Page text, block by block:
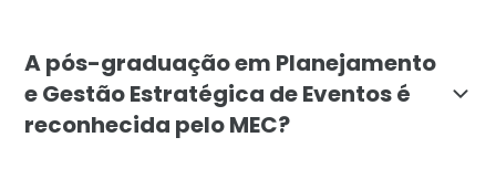
A pós-graduação em Planejamento
e Gestão Estratégica de Eventos é
reconhecida pelo MEC?